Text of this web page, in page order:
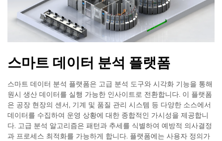
스마트 데이터 분석 플랫폼
스마트 데이터 분석 플랫폼은 고급 분석 도구와 시각화 기능을 통해
원시 생산 데이터를 실행 가능한 인사이트로 전환합니다. 이 플랫폼
은 공장 현장의 센서, 기계 및 품질 관리 시스템 등 다양한 소스에서
데이터를 수집하여 운영 상황에 대한 종합적인 가시성을 제공합니
다. 고급 분석 알고리즘은 패턴과 추세를 식별하여 예방적 의사결정
과 프로세스 최적화를 가능하게 합니다. 플랫폼에는 사용자 정의가